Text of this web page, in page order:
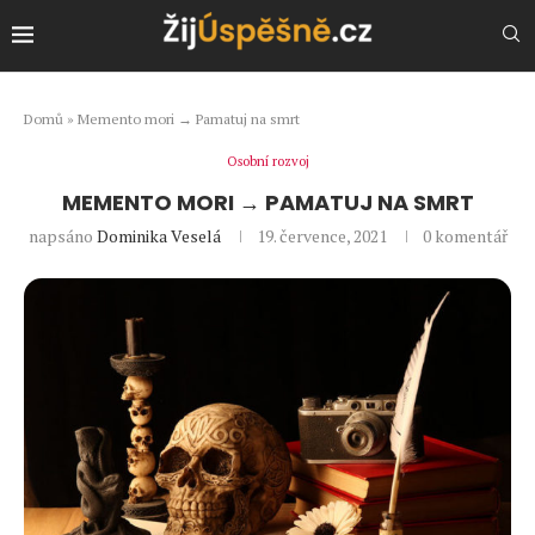
Domů » Memento mori → Pamatuj na smrt
Osobní rozvoj
MEMENTO MORI → PAMATUJ NA SMRT
napsáno Dominika Veselá 19. července, 2021 0 komentář